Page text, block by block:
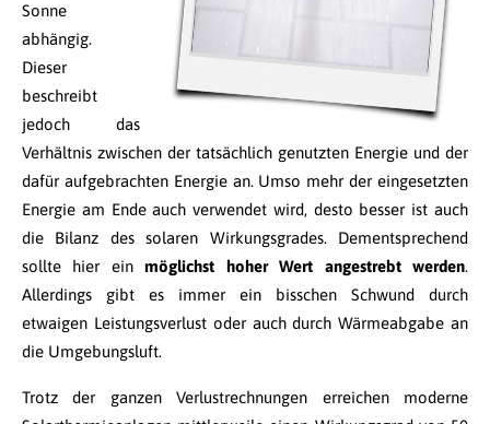
Sonne
abhängig.
Dieser
beschreibt
jedoch das
Verhältnis zwischen der tatsächlich genutzten Energie und der
dafür aufgebrachten Energie an. Umso mehr der eingesetzten
Energie am Ende auch verwendet wird, desto besser ist auch
die Bilanz des solaren Wirkungsgrades. Dementsprechend
sollte hier einmöglichst hoher Wert angestrebt werden.
Allerdings gibt es immer ein bisschen Schwund durch
etwaigen Leistungsverlust oder auch durch Wärmeabgabe an
die Umgebungsluft.
Trotz der ganzen Verlustrechnungen erreichen moderne